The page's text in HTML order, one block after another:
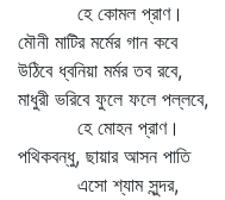
হে কোমল প্রাণ।
মৌনী মাটির মর্মের গান কবে
উঠিবে ধ্বনিয়া মর্মর তব রবে,
মাধুরী ভরিবে ফুলে ফলে পল্লবে,
হে মোহন প্রাণ।
পথিকবন্ধু, ছায়ার আসন পাতি
এসো শ্যাম সুন্দর,